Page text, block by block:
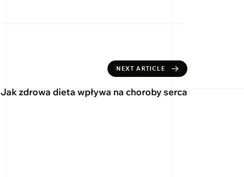
NEXT ARTICLE
Jak zdrowa dieta wpływa na choroby serca